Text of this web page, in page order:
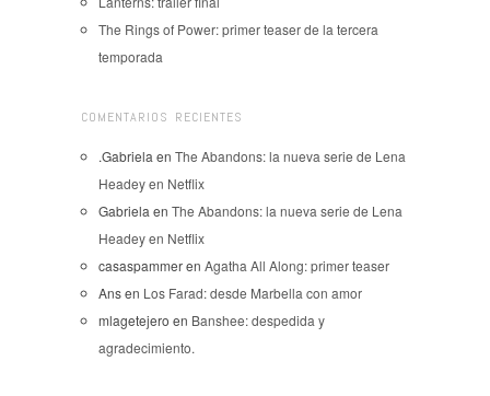
The Rings of Power: primer teaser de la tercera
temporada
COMENTARIOS RECIENTES
.Gabriela en The Abandons: la nueva serie de Lena
Headey en Netflix
Gabriela en The Abandons: la nueva serie de Lena
Headey en Netflix
casaspammeren Agatha All Along: primer teaser
Ansen Los Farad: desde Marbella con amor
mlagetejero en Banshee: despedida y
agradecimiento.